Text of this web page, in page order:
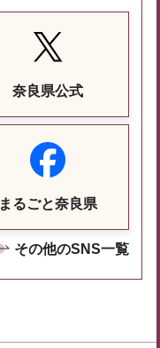
奈良県公式
まるごと奈良県
その他のSNS一覧